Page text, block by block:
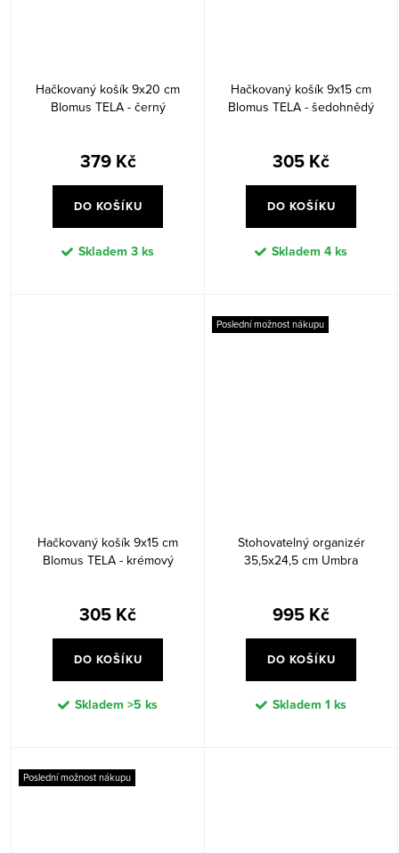
Hačkovaný košík 9x20 cm
Blomus TELA - černý
379 Kč
DO KOŠÍKU
Skladem 3 ks
Hačkovaný košík 9x15 cm
Blomus TELA - šedohnědý
305 Kč
DO KOŠÍKU
Skladem 4 ks
Hačkovaný košík 9x15 cm
Blomus TELA - krémový
305 Kč
DO KOŠÍKU
Skladem >5 ks
Poslední možnost nákupu
Stohovatelný organizér
35,5x24,5 cm Umbra
995 Kč
DO KOŠÍKU
Skladem 1 ks
Poslední možnost nákupu